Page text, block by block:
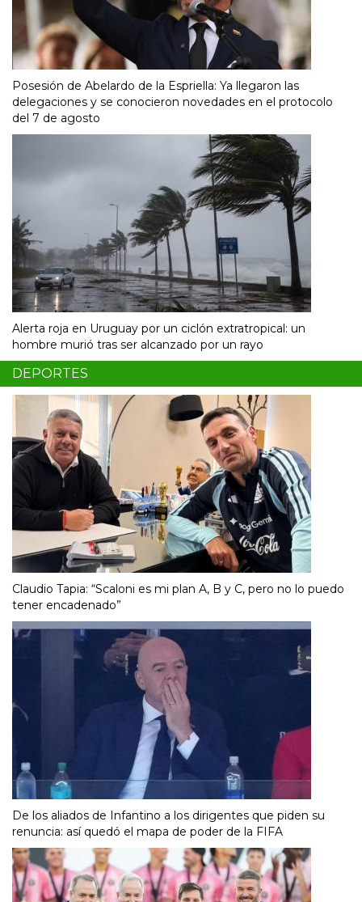
Posesión de Abelardo de la Espriella: Ya llegaron las
delegaciones y se conocieron novedades en el protocolo
del 7 de agosto
Alerta roja en Uruguay por un ciclón extratropical: un
hombre murió tras ser alcanzado por un rayo
DEPORTES
Claudio Tapia: “Scaloni es mi plan A, B y C, pero no lo puedo
tener encadenado”
De los aliados de Infantino a los dirigentes que piden su
renuncia: así quedó el mapa de poder de la FIFA